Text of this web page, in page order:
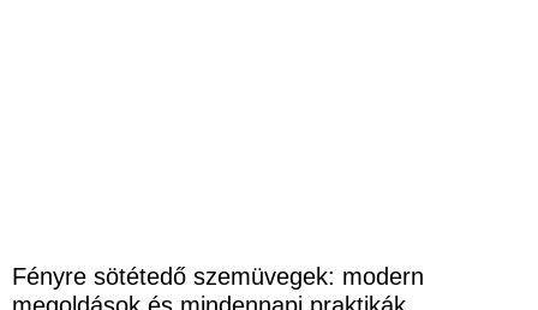
Fényre sötétedő szemüvegek: modern